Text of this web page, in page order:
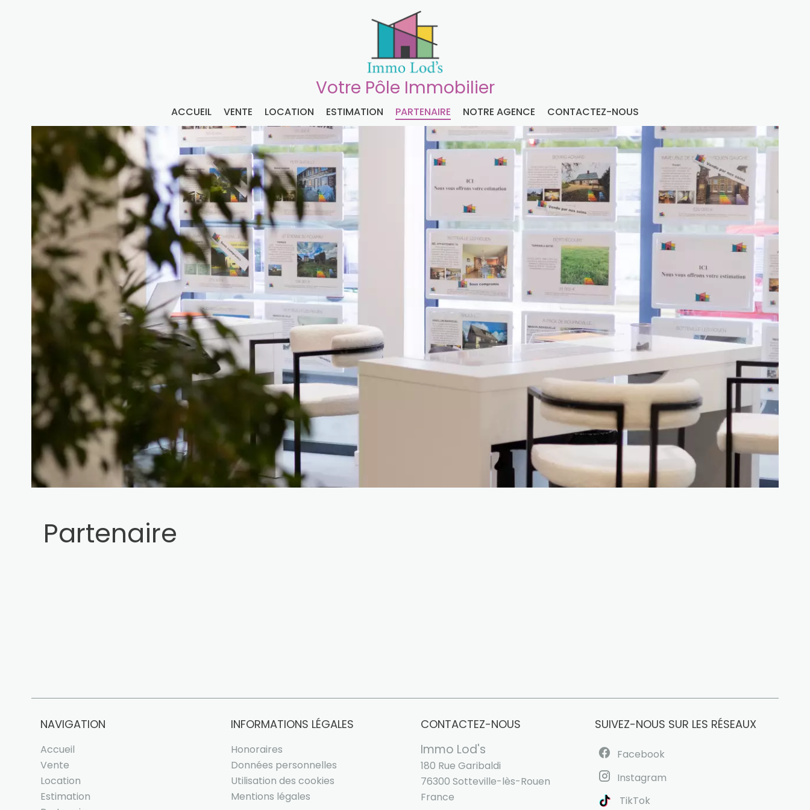
Votre Pôle Immobilier
ACCUEIL VENTE LOCATION ESTIMATION PARTENAIRE NOTRE AGENCE CONTACTEZ-NOUS
Partenaire
NAVIGATION
Accueil
Vente
Location
Estimation
INFORMATIONS LÉGALES
Honoraires
Données personnelles
Utilisation des cookies
Mentions légales
CONTACTEZ-NOUS
Immo Lod's
180 Rue Garibaldi
76300 Sotteville-lès-Rouen
France
SUIVEZ-NOUS SUR LES RÉSEAUX
Facebook
Instagram
TikTok